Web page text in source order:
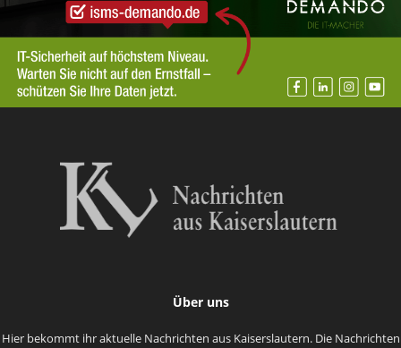
Über uns
Hier bekommt ihr aktuelle Nachrichten aus Kaiserslautern. Die Nachrichten